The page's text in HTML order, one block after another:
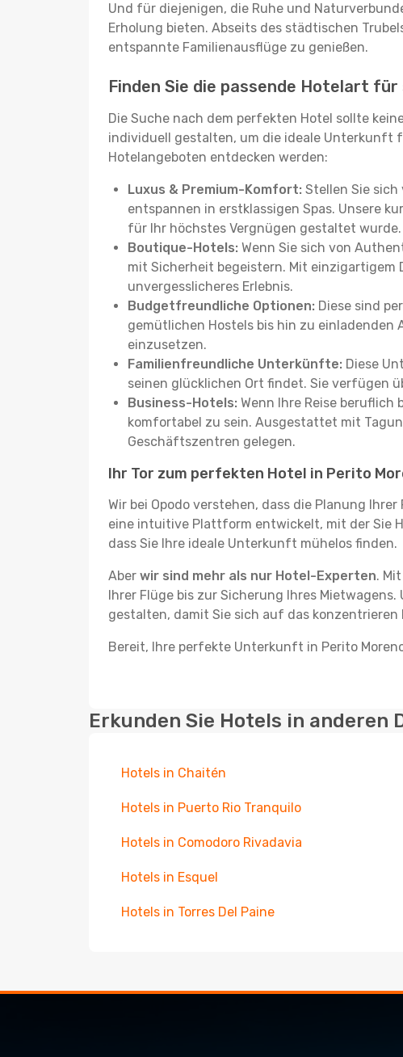
Und für diejenigen, die Ruhe und
Erholung bieten. Abseits des städtischen
entspannte Familienausflüge zu genießen.
Finden Sie die passende Hotelart
Die Suche nach dem perfekten Hotel sollte
individuell gestalten, um die ideale Unterkunft
Hotelangeboten entdecken werden:
Luxus & Premium-Komfort: Stellen Sie
entspannen in erstklassigen Spas. Unsere
für Ihr höchstes Vergnügen gestaltet wurde.
Boutique-Hotels: Wenn Sie sich von
mit Sicherheit begeistern. Mit einzigartigem
unvergesslicheres Erlebnis.
Budgetfreundliche Optionen: Diese sind
gemütlichen Hostels bis hin zu einladenden
einzusetzen.
Familienfreundliche Unterkünfte: Diese
seinen glücklichen Ort findet. Sie verfügen
Business-Hotels: Wenn Ihre Reise
komfortabel zu sein. Ausgestattet mit
Geschäftszentren gelegen.
Ihr Tor zum perfekten Hotel in Perito
Wir bei Opodo verstehen, dass die Planung
eine intuitive Plattform entwickelt, mit der Sie
dass Sie Ihre ideale Unterkunft mühelos finden.
Aber wir sind mehr als nur Hotel-Experten.
Ihrer Flüge bis zur Sicherung Ihres
gestalten, damit Sie sich auf das
Bereit, Ihre perfekte Unterkunft in Perito
Erkunden Sie Hotels in anderen
Hotels in Chaitén
Hotels in Puerto Rio Tranquilo
Hotels in Comodoro Rivadavia
Hotels in Esquel
Hotels in Torres Del Paine